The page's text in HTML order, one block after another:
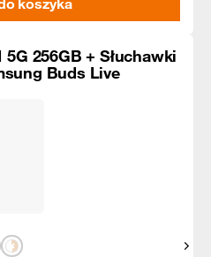
koszyka
256GB + Słuchawki
Buds Live